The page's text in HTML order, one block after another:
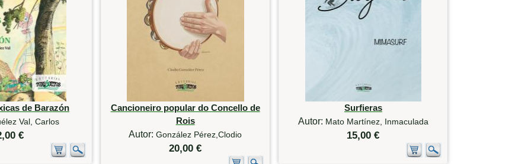
de Barazón
Val, Carlos
€
Cancioneiro popular do Concello de
Rois
Autor:González Pérez,Clodio
20,00 €
Surfieras
Autor: Mato Martínez, Inmaculada
15,00 €